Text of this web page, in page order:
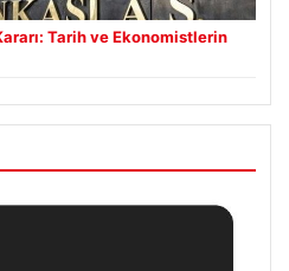
Tarih ve Ekonomistlerin